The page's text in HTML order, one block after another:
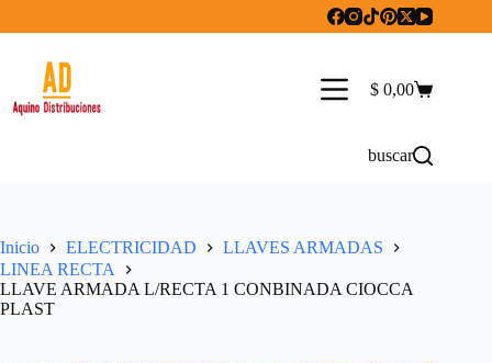
Carro
$ 0,00
buscar
Inicio ELECTRICIDAD
LLAVES ARMADAS
LINEA RECTA
LLAVE ARMADA L/RECTA 1 CONBINADA CIOCCA
PLAST